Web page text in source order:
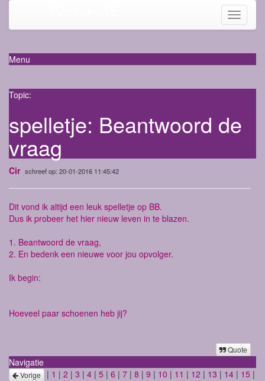
Toggle
Menu
Topic:
spelletje: Beantwoord de
vraag
Cir schreef op: 20-01-2016 11:45:42
Dit vond ik altijd een leuk spelletje op BB.
Dus ik probeer het hier nieuw leven in te blazen.
1. Beantwoord de vraag,
2. En bedenk een nieuwe voor jou opvolger.
Ik begin:
Hoeveel paar schoenen heb jij?
Quote
Navigatie
Vorige | 1 | 2 | 3 | 4 | 5 | 6 | 7 | 8 | 9 | 10 | 11 | 12 | 13 | 14 | 15 |